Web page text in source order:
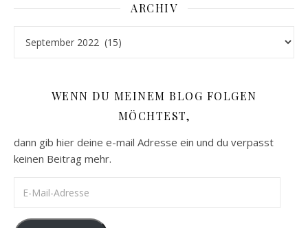
ARCHIV
WENN DU MEINEM BLOG FOLGEN
MÖCHTEST,
dann gib hier deine e-mail Adresse ein und du verpasst
keinen Beitrag mehr.